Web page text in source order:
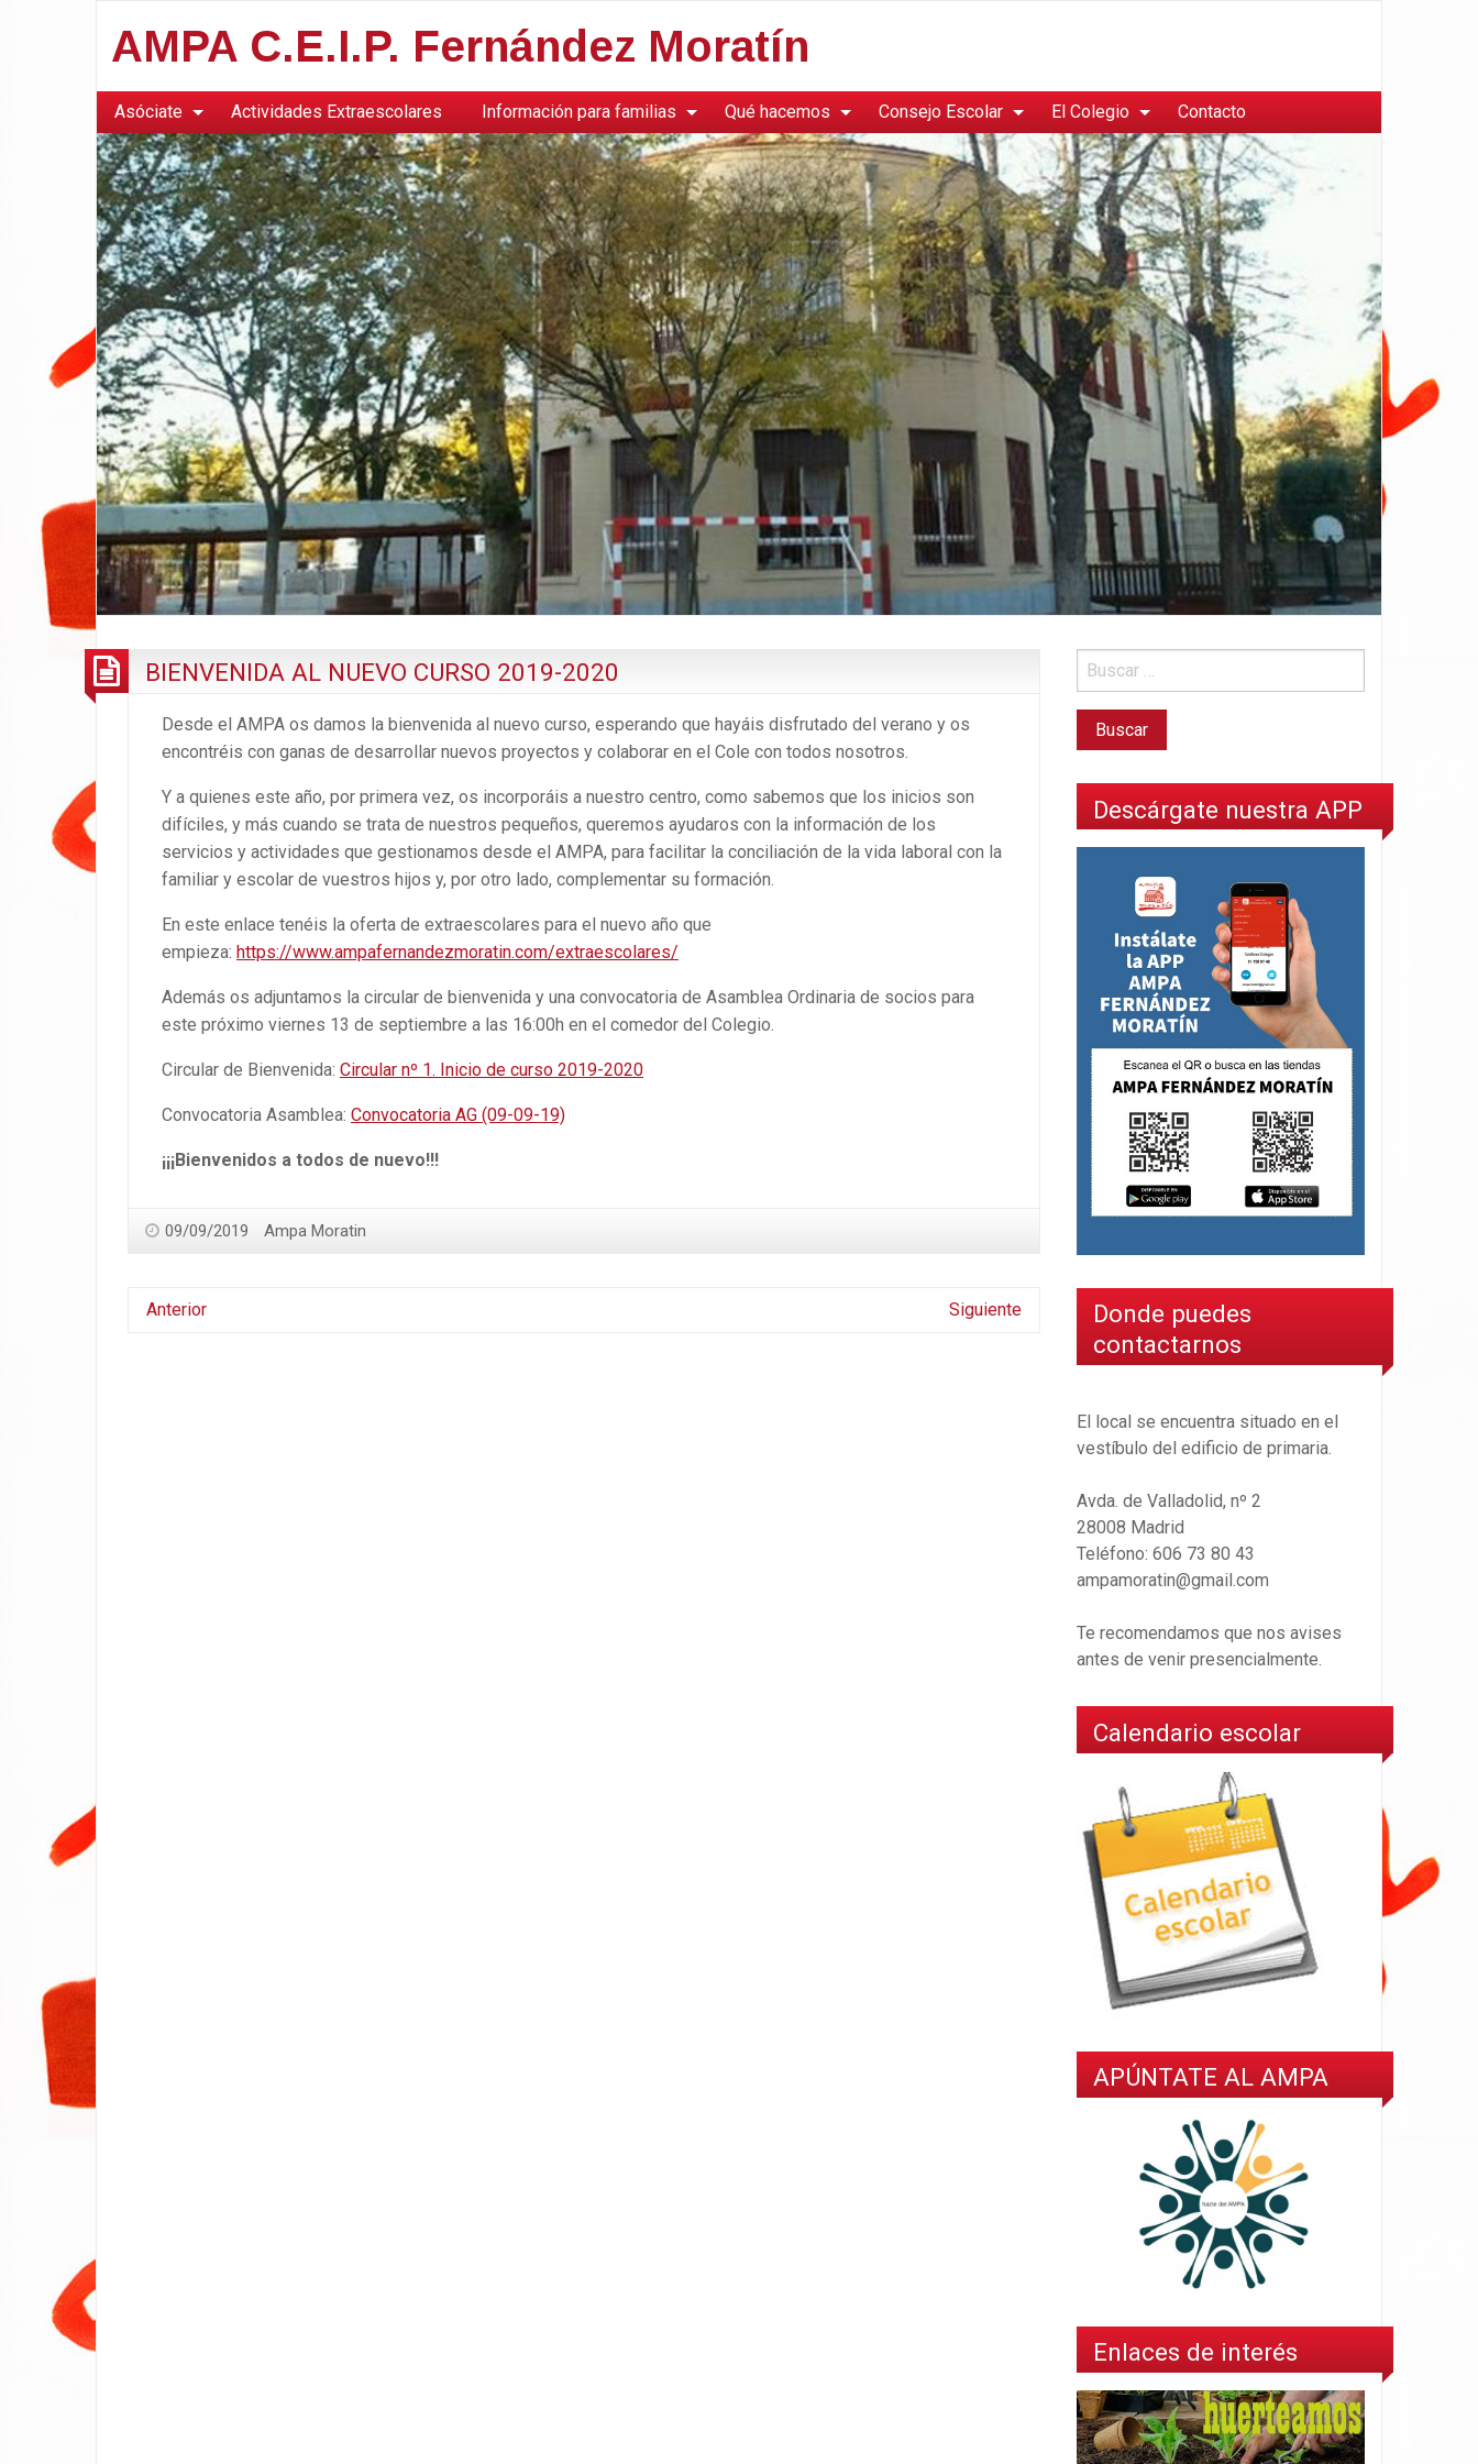
AMPA C.E.I.P. Fernández Moratín
Asóciate Actividades Extraescolares Información para familias Qué hacemos Consejo Escolar El Colegio Contacto
BIENVENIDA AL NUEVO CURSO 2019-2020
Desde el AMPA os damos la bienvenida al nuevo curso, esperando que hayáis disfrutado del verano y os
encontréis con ganas de desarrollar nuevos proyectos y colaborar en el Cole con todos nosotros.
Y a quienes este año, por primera vez, os incorporáis a nuestro centro, como sabemos que los inicios son
difíciles, y más cuando se trata de nuestros pequeños, queremos ayudaros con la información de los
servicios y actividades que gestionamos desde el AMPA, para facilitar la conciliación de la vida laboral con la
familiar y escolar de vuestros hijos y, por otro lado, complementar su formación.
En este enlace tenéis la oferta de extraescolares para el nuevo año que
empieza: https://www.ampafernandezmoratin.com/extraescolares/
Además os adjuntamos la circular de bienvenida y una convocatoria de Asamblea Ordinaria de socios para
este próximo viernes 13 de septiembre a las 16:00h en el comedor del Colegio.
Circular de Bienvenida: Circular nº 1. Inicio de curso 2019-2020
Convocatoria Asamblea: Convocatoria AG (09-09-19)
¡¡¡Bienvenidos a todos de nuevo!!!
09/09/2019 Ampa Moratin
Anterior Siguiente
Descárgate nuestra APP
Donde puedes
contactarnos
El local se encuentra situado en el
vestíbulo del edificio de primaria.
Avda. de Valladolid, nº 2
28008 Madrid
Teléfono: 606 73 80 43
ampamoratin@gmail.com
Te recomendamos que nos avises
antes de venir presencialmente.
Calendario escolar
APÚNTATE AL AMPA
Enlaces de interés